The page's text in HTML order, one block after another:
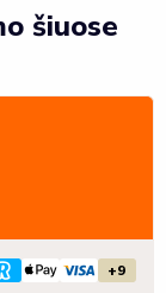
šiuose
+9